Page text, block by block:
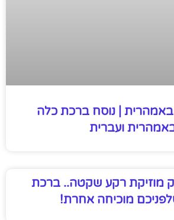
| נוסח ברכת כלה
ועברית
מוזיקת רקע שקטה.. ברכת
מוכיחה אחרת!